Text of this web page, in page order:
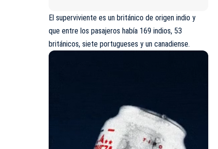
El superviviente es un británico de origen indio y
que entre los pasajeros había 169 indios, 53
británicos, siete portugueses y un canadiense.